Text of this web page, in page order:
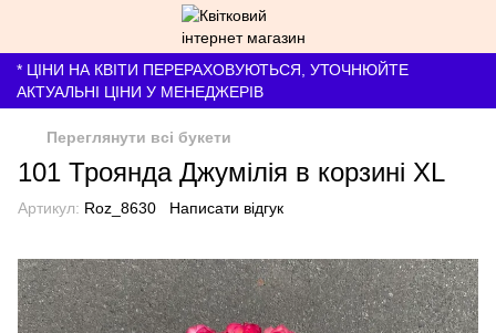
* ЦІНИ НА КВІТИ ПЕРЕРАХОВУЮТЬСЯ, УТОЧНЮЙТЕ
АКТУАЛЬНІ ЦІНИ У МЕНЕДЖЕРІВ
Переглянути всі букети
101 Троянда Джумілія в корзині XL
Артикул: Roz_8630 Написати відгук